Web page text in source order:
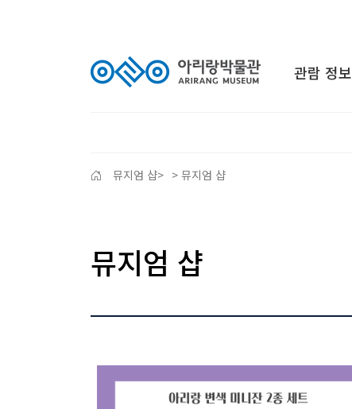
관람 정보
>
뮤지엄 샵 > 뮤지엄 샵
뮤지엄 샵